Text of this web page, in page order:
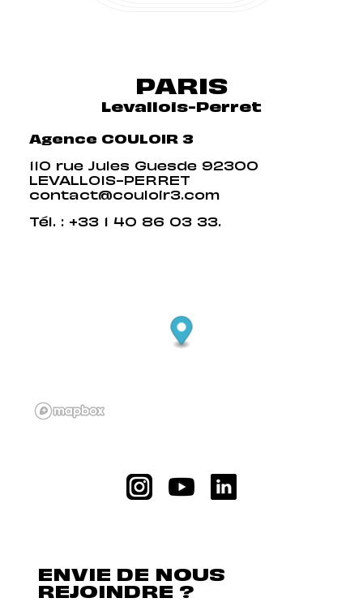
PARIS
Levallois-Perret
Agence COULOIR 3
110 rue Jules Guesde 92300
LEVALLOIS-PERRET
contact@couloir3.com
Tél. : +33 1 40 86 03 33.
ENVIE DE NOUS
REJOINDRE ?